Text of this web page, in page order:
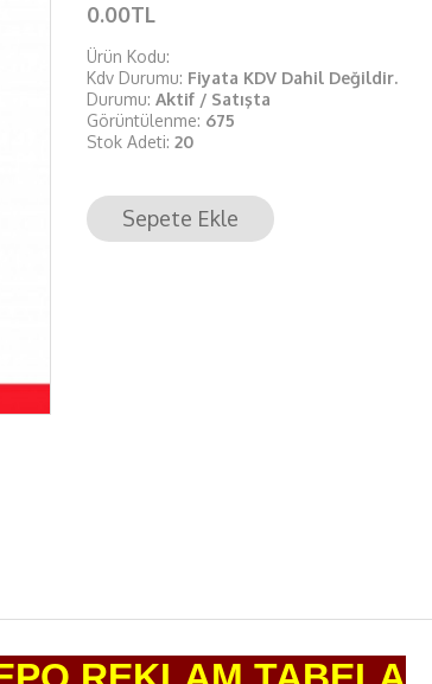
0.00TL
Ürün Kodu:
Kdv Durumu: Fiyata KDV Dahil Değildir.
Durumu: Aktif / Satışta
Görüntülenme: 675
Stok Adeti: 20
Sepete Ekle